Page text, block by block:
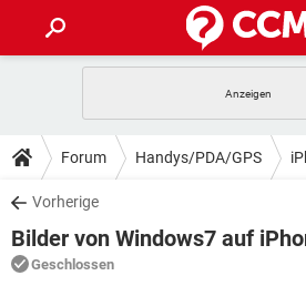
ANDROID IOS
WINDOWS 10
WHATSAPP
FACEBOOK
TIPPS & TRICKS
SPIELE
WINDOWS 10
DOWNLOADS
SPIELE
ANDROID
FORUM
Forum Handys/PDA/GPS
Vorherige
Bilder von Windows7 auf
Geschlossen